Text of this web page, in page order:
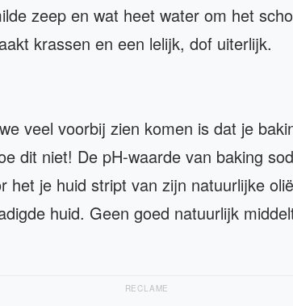
zeep en wat heet water om het
krassen en een lelijk, dof uiterlijk.
veel voorbij zien komen is dat je
dit niet! De pH-waarde van baking
het je huid stript van zijn natuurlijke
huid. Geen goed natuurlijk
RECLAME